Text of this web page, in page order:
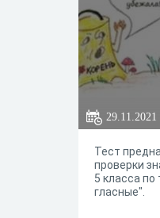
29.11.2021
Тест
проверки
5 класса по
гласные".